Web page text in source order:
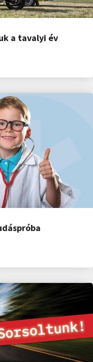
a tavalyi év